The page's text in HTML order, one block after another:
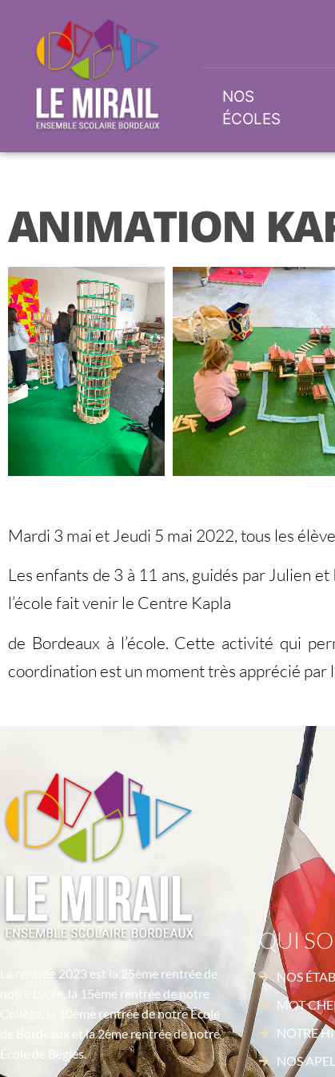
NOS
ÉCOLES
ANIMATION
Mardi 3 mai et Jeudi 5 mai 2022, tous les
Les enfants de 3 à 11 ans, guidés par Julien
l’école fait venir le Centre Kapla
de Bordeaux à l’école. Cette activité qui
coordination est un moment très apprécié par
La rentrée 2023 est la 25ème rentrée de
notre Lycée, la 15ème rentrée de notre
Collège, la 10ème rentrée de notre École
de Bordeaux et la 2ème rentrée de notre
École de Bègles.
QUI
NOS
MOT
NOTRE
NOS APEL